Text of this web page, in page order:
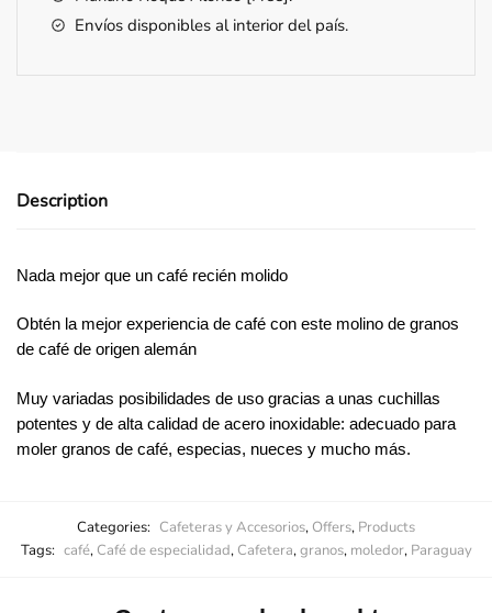
Envíos disponibles al interior del país.
Description
Nada mejor que un café recién molido
Obtén la mejor experiencia de café con este molino de granos
de café de origen alemán
Muy variadas posibilidades de uso gracias a unas cuchillas
potentes y de alta calidad de acero inoxidable: adecuado para
moler granos de café, especias, nueces y mucho más.
Categories: Cafeteras y Accesorios, Offers, Products
Tags: café, Café de especialidad, Cafetera,granos, moledor, Paraguay